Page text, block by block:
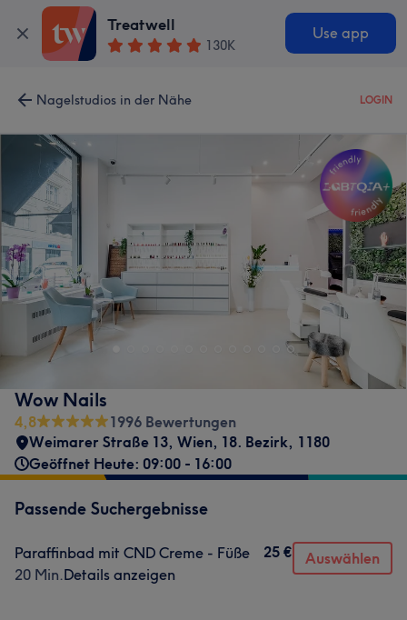
Treatwell
130K
Use app
Nagelstudios in der Nähe LOGIN
Wow Nails
4,8
1996 Bewertungen
Weimarer Straße 13, Wien, 18. Bezirk, 1180
Geöffnet Heute: 09:00 - 16:00
Passende Suchergebnisse
Paraffinbad mit CND Creme - Füße
20 Min.Details anzeigen
25 € Auswählen